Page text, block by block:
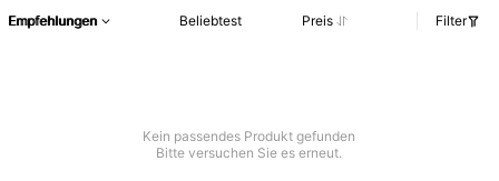
Empfehlungen Beliebtest Preis Filter
Kein passendes Produkt gefunden
Bitte versuchen Sie es erneut.